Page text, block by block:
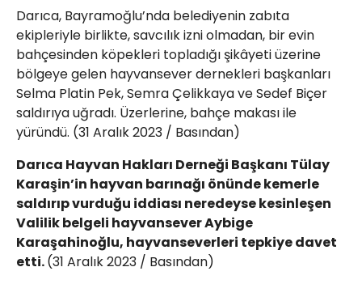
Darıca, Bayramoğlu’nda belediyenin zabıta
ekipleriyle birlikte, savcılık izni olmadan, bir evin
bahçesinden köpekleri topladığı şikâyeti üzerine
bölgeye gelen hayvansever dernekleri başkanları
Selma Platin Pek, Semra Çelikkaya ve Sedef Biçer
saldırıya uğradı. Üzerlerine, bahçe makası ile
yüründü. (31 Aralık 2023 / Basından)
Darıca Hayvan Hakları Derneği Başkanı Tülay
Karaşin’in hayvan barınağı önünde kemerle
saldırıp vurduğu iddiası neredeyse kesinleşen
Valilik belgeli hayvansever Aybige
Karaşahinoğlu, hayvanseverleri tepkiye davet
etti.(31 Aralık 2023 / Basından)